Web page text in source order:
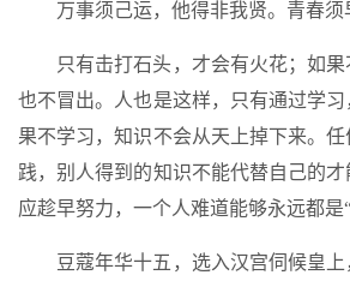
万事须己运，他得非我贤。青春须
只有击打石头，才会有火花；如
也不冒出。人也是这样，只有通过学
果不学习，知识不会从天上掉下来。
践，别人得到的知识不能代替自己的
应趁早努力，一个人难道能够永远都是“
豆蔻年华十五，选入汉宫伺候皇